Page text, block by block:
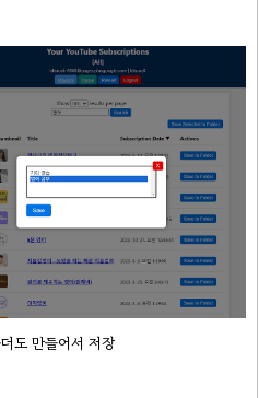
도 만들어서 저장